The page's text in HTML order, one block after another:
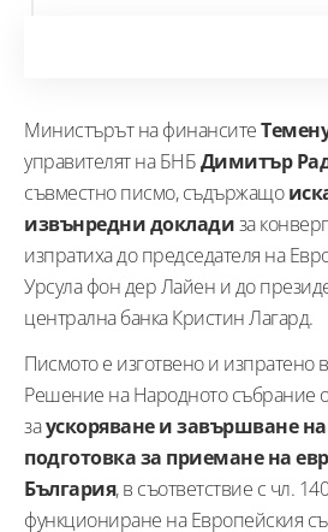
Министърът на финансите
управителят на БНБДимитър
съвместно писмо, съдържащо
извънредни докладиза
изпратиха до председателя на
Урсула фон дер Лайен и до
централна банка Кристин Лагард.
Писмото е изготвено и изпратено
Решение на Народното събрание
заускоряване и завършване
подготовка за приемане на
България, в съответствие с чл.
функциониране на Европейския